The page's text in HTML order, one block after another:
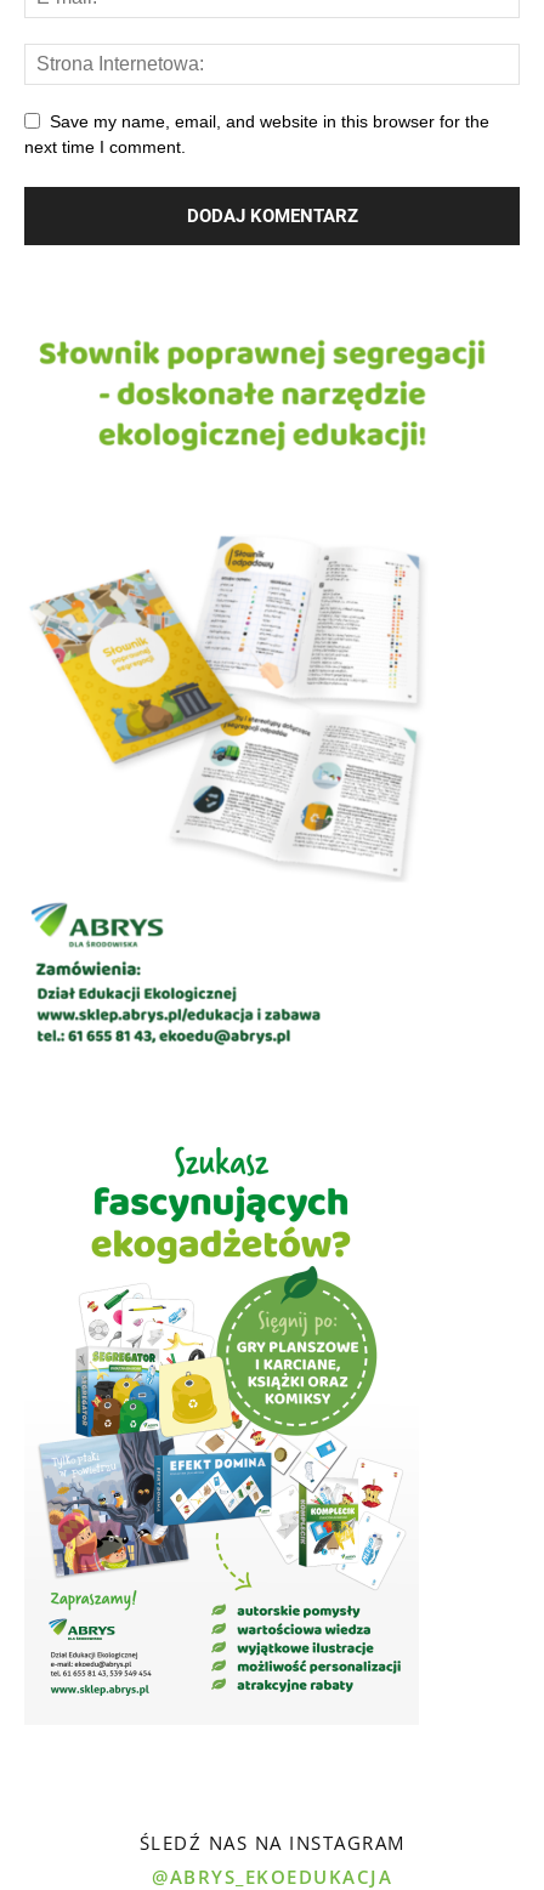
Save my name, email, and website in this browser for the
next time I comment.
ŚLEDŹ NAS NA INSTAGRAM
@ABRYS_EKOEDUKACJA